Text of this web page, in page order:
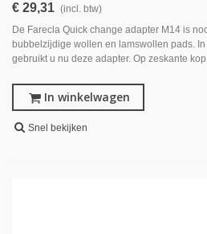
€ 29,31 (incl. btw)
De Farecla Quick change adapter M14 is
bubbelzijdige wollen en lamswollen pads.
gebruikt u nu deze adapter. Op zeskante
In winkelwagen
Snel bekijken